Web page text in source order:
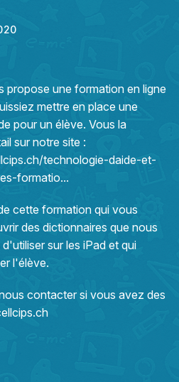
propose une formation en ligne
mettre en place une
pour un élève. Vous la
sur notre site :
technologie-daide-et-
formatio...
cette formation qui vous
des dictionnaires que nous
sur les iPad et qui
l'élève.
contacter si vous avez des